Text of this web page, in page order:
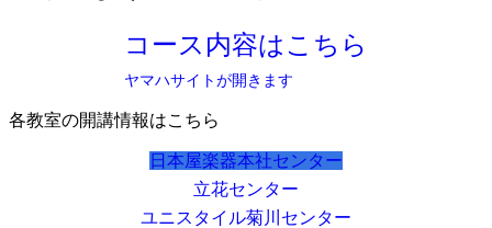
コース内容はこちら
ヤマハサイトが開きます
各教室の開講情報はこちら
日本屋楽器本社センター
立花センター
ユニスタイル菊川センター